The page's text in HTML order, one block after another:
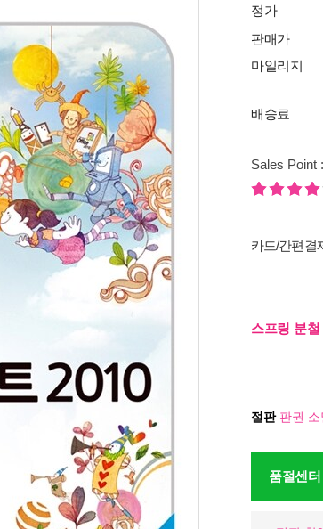
정가
판매가
마일리지
배송료
Sales Point :
카드/간편결
스프링 분철
절판판권 소
품절센터